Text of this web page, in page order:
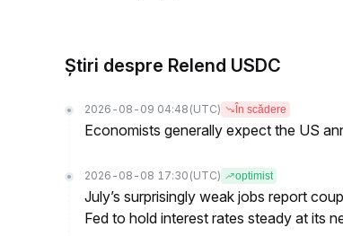
Știri despre Relend USDC
2026-08-09 04:48 (UTC) În scădere
Economists generally expect the US
2026-08-08 17:30 (UTC) optimist
July’s surprisingly weak jobs report
Fed to hold interest rates steady at its